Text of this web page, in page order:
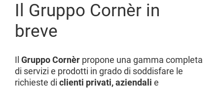
Il Gruppo Cornèr in
breve
Il Gruppo Cornèr propone una gamma completa
di servizi e prodotti in grado di soddisfare le
richieste di clienti privati, aziendali e